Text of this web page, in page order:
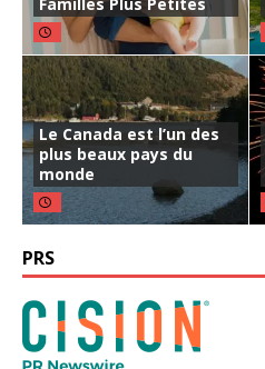
Le Canada est l’un des
plus beaux pays du
monde
PRS